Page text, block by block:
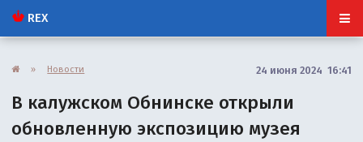
REX
» Новости 24 июня 2024 16:41
В калужском Обнинске открыли
обновленную экспозицию музея